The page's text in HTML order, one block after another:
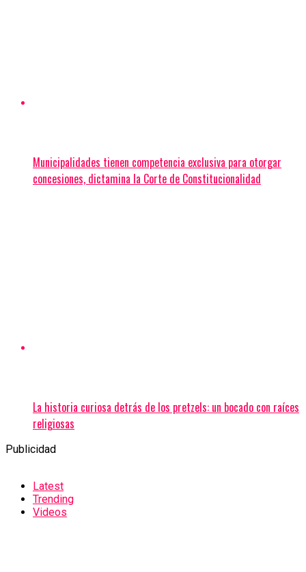
Municipalidades tienen competencia exclusiva para otorgar
concesiones, dictamina la Corte de Constitucionalidad
La historia curiosa detrás de los pretzels: un bocado con raíces
religiosas
Publicidad
Latest
Trending
Videos